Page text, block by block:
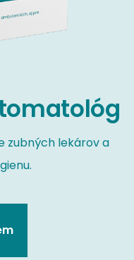
zubných lekárov a